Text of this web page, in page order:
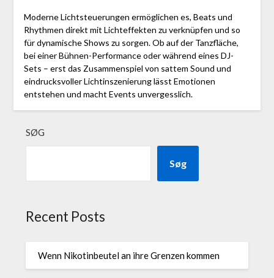
Moderne Lichtsteuerungen ermöglichen es, Beats und
Rhythmen direkt mit Lichteffekten zu verknüpfen und so
für dynamische Shows zu sorgen. Ob auf der Tanzfläche,
bei einer Bühnen-Performance oder während eines DJ-
Sets – erst das Zusammenspiel von sattem Sound und
eindrucksvoller Lichtinszenierung lässt Emotionen
entstehen und macht Events unvergesslich.
SØG
Søg
Recent Posts
Wenn Nikotinbeutel an ihre Grenzen kommen